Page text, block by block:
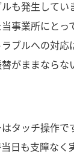
も発生してい
事業所にとっ
ブルへの対応
がままならな
タッチ操作で
日も支障なく